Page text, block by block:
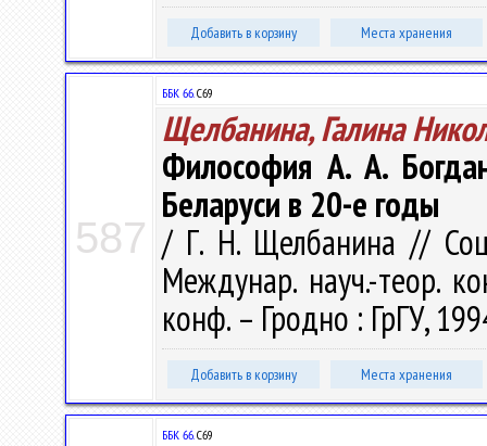
Добавить в корзину Места хранения
587
ББК 66.С69
Щелбанина, Галина
Философия А. А.
Беларуси в 20-е годы
/ Г. Н. Щелбанина //
Междунар. науч.-теор.
конф. – Гродно : ГрГУ,
Добавить в корзину Места хранения
ББК 66.С69